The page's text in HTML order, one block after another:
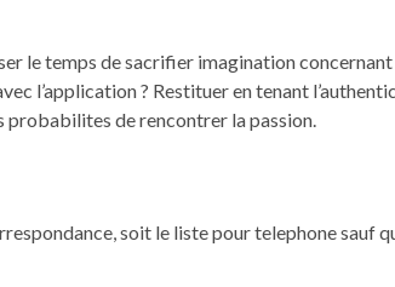
le temps de sacrifier imagination
l’application ? Restituer en tenant
probabilites de rencontrer la passion.
soit le liste pour telephone sauf